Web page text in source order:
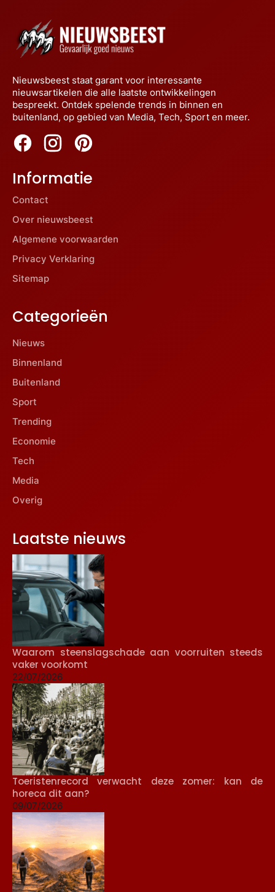
Nieuwsbeest staat garant voor interessante
nieuwsartikelen die alle laatste ontwikkelingen
bespreekt. Ontdek spelende trends in binnen en
buitenland, op gebied van Media, Tech, Sport en meer.
Informatie
Contact
Over nieuwsbeest
Algemene voorwaarden
Privacy Verklaring
Sitemap
Categorieën
Nieuws
Binnenland
Buitenland
Sport
Trending
Economie
Tech
Media
Overig
Laatste nieuws
Waarom steenslagschade aan voorruiten steeds
vaker voorkomt
22/07/2026
Toeristenrecord verwacht deze zomer: kan de
horeca dit aan?
09/07/2026